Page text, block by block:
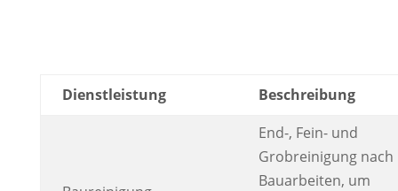
Dienstleistung Beschreibung
End-, Fein- und
Grobreinigung nach
Bauarbeiten, um